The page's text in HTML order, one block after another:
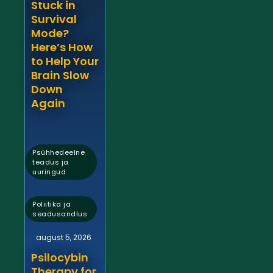
Stuck in
Survival
Mode?
Here’s How
to Help Your
Brain Slow
Down
Again
Psühhedeelne
teadus ja
uuringud
,
Poliitika ja
seadusandlus
august 5, 2026
Psilocybin